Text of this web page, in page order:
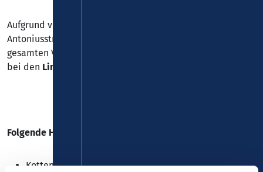
Aufgrund von Bauarbeiten in Kottenheim wird die
Antoniusstraße vom 22.06.2026 bis 03.09.2026 für den
gesamten Verkehr gesperrt. Es kommt zu Einschränkungen
bei den Linien 317, 319, 320, 357, 394, 810 und N26
Folgende Haltestellen können nicht bedient werden:
Kottenheim, "Antoniusstraße"